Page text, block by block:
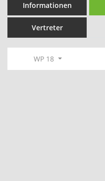
Informationen
Vertreter
WP 18